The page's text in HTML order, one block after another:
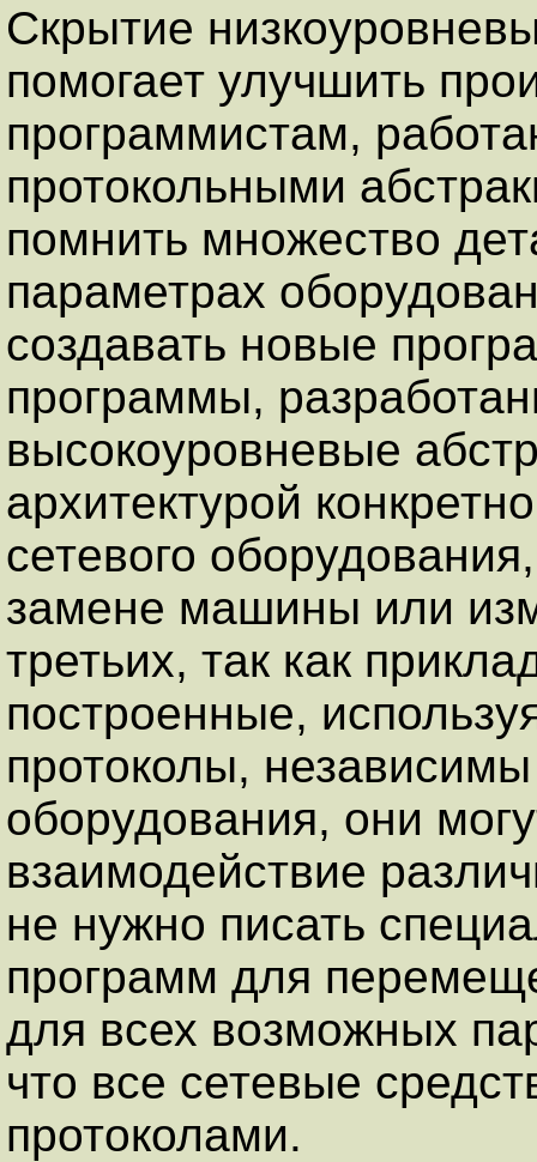
Скрытие
помогает улучшить
программистам,
протокольными
помнить множество
параметрах
создавать новые
программы,
высокоуровневые
архитектурой
сетевого
замене машины или
третьих, так как
построенные,
протоколы,
оборудования, они
взаимодействие
не нужно писать
программ для
для всех возможных
что все сетевые
протоколами.